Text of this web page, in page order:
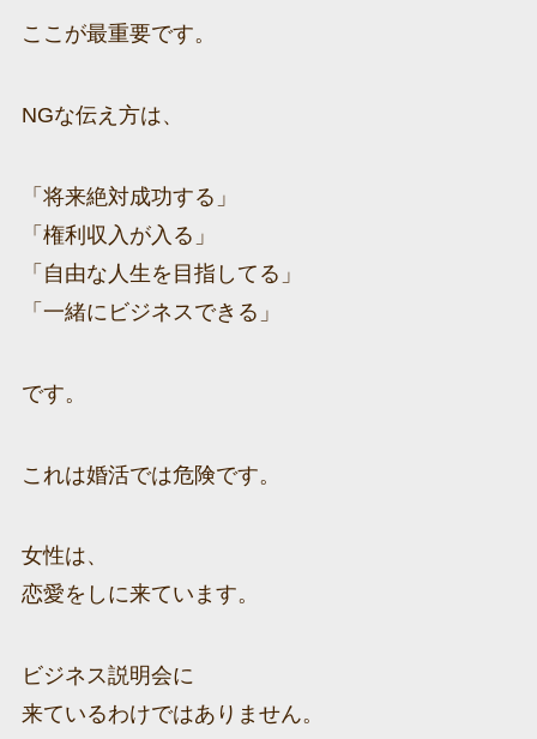
ここが最重要です。
NGな伝え方は、
「将来絶対成功する」
「権利収入が入る」
「自由な人生を目指してる」
「一緒にビジネスできる」
です。
これは婚活では危険です。
女性は、
恋愛をしに来ています。
ビジネス説明会に
来ているわけではありません。